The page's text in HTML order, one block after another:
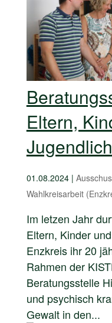
Eltern,
01.08.2024|
Wahlkreisarbeit
Im letzen Jahr
Eltern, Kinder
Enzkreis ihr 20
Rahmen der
Beratungsstelle
und psychisch
Gewalt in den...